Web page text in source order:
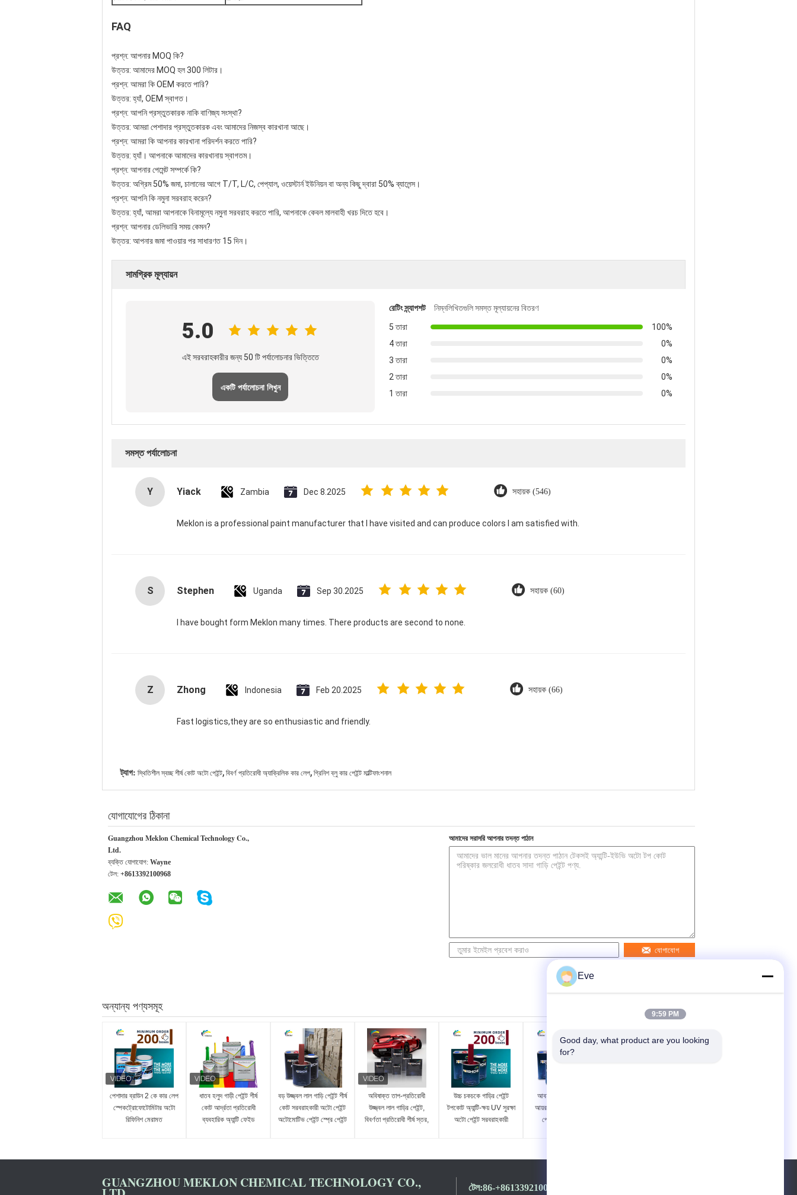
FAQ
প্রশ্ন: আপনার MOQ কি?
উত্তর: আমাদের MOQ হল 300 লিটার।
প্রশ্ন: আমরা কি OEM করতে পারি?
উত্তর: হ্যাঁ, OEM স্বাগত।
প্রশ্ন: আপনি প্রস্তুতকারক নাকি বাণিজ্য সংস্থা?
উত্তর: আমরা পেশাদার প্রস্তুতকারক এবং আমাদের নিজস্ব কারখানা আছে।
প্রশ্ন: আমরা কি আপনার কারখানা পরিদর্শন করতে পারি?
উত্তর: হ্যাঁ। আপনাকে আমাদের কারখানায় স্বাগতম।
প্রশ্ন: আপনার পেমেন্ট সম্পর্কে কি?
উত্তর: অগ্রিম 50% জমা, চালানের আগে T/T, L/C, পেপ্যাল, ওয়েস্টার্ন ইউনিয়ন বা অন্য কিছু দ্বারা 50% ব্যালেন্স।
প্রশ্ন: আপনি কি নমুনা সরবরাহ করেন?
উত্তর: হ্যাঁ, আমরা আপনাকে বিনামূল্যে নমুনা সরবরাহ করতে পারি, আপনাকে কেবল মালবাহী খরচ দিতে হবে।
প্রশ্ন: আপনার ডেলিভারি সময় কেমন?
উত্তর: আপনার জমা পাওয়ার পর সাধারণত 15 দিন।
সামগ্রিক মূল্যায়ন
5.0
এই সরবরাহকারীর জন্য 50 টি পর্যালোচনার ভিত্তিতে
একটি পর্যালোচনা লিখুন
রেটিং স্ন্যাপশট
নিম্নলিখিতগুলি সমস্ত মূল্যায়নের বিতরণ
5 তারা
100%
4 তারা
0%
3 তারা
0%
2 তারা
0%
1 তারা
0%
সমস্ত পর্যালোচনা
Y Yiack Zambia Dec 8.2025 সহায়ক (546)
Meklon is a professional paint manufacturer that I have visited and can produce colors I am satisfied with.
S Stephen Uganda Sep 30.2025 সহায়ক (60)
I have bought form Meklon many times. There products are second to none.
Z Zhong Indonesia Feb 20.2025 সহায়ক (66)
Fast logistics,they are so enthusiastic and friendly.
ট্যাগ: স্থিতিশীল স্বচ্ছ শীর্ষ কোট অটো পেইন্ট, বিবর্ণ প্রতিরোধী অ্যাক্রিলিক কার লেপ, গ্রিনিশ ব্লু কার পেইন্ট মাল্টিফাংশনাল
যোগাযোগের ঠিকানা
Guangzhou Meklon Chemical Technology Co.,
Ltd.
ব্যক্তি যোগাযোগ: Wayne
টেল: +8613392100968
আমাদের সরাসরি আপনার তদন্ত পাঠান
যোগাযোগ
অন্যান্য পণ্যসমূহ
পেশাদার ব্রাউন 2 কে কার লেপ
স্পেকট্রোফোটোমিটার অটো
রিফিনিশ মেরামত
ধাতব হলুদ গাড়ী পেইন্ট শীর্ষ
কোট আর্দ্রতা প্রতিরোধী
ব্যবহারিক অ্যান্টি ফেইড
বড় উজ্জ্বল লাল গাড়ি পেইন্ট শীর্ষ
কোট সরবরাহকারী অটো পেইন্ট
অটোমোটিভ পেইন্ট স্প্রে পেইন্ট
অবিষাক্ত তাপ-প্রতিরোধী
উজ্জ্বল লাল গাড়ির পেইন্ট,
বিবর্ণতা প্রতিরোধী শীর্ষ স্তর,
উচ্চ চকচকে গাড়ির পেইন্ট
টপকোট অ্যান্টি-ক্ষয় UV সুরক্ষা
অটো পেইন্ট সরবরাহকারী
আবহাওয়া প্রতিরোধী লাল
আয়রন অক্সাইড এক্রাইলিক
পেইন্ট টেকসই বহুমুখী
GUANGZHOU MEKLON CHEMICAL TECHNOLOGY CO., টেল:86-+8613392100968-+8613501528806
Eve
9:59 PM
Good day, what product are you looking
for?